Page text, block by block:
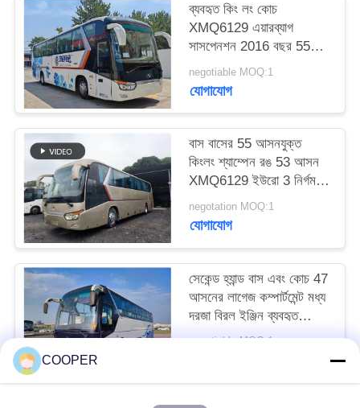
গোপনীয়তা
নীতি
ব্যবহৃত কিং লং কোচ
XMQ6129 এয়ারব্যাগ
সাসপেনশন 2016 বছর 55
আসন 2 যাত্রীর দরজা
LHD/RHD লাগেজ
negotiable MOQ:1
যোগাযোগ
বাস বাসের 55 আসনযুক্ত
কিংলং শ্যাম্পেন রঙ 53 আসন
XMQ6129 ইউরো 3 নির্গমন
এলএইচডি&আরএইচডি
negotation MOQ:1
যোগাযোগ
সেকেন্ড হ্যান্ড বাস এবং কোচ 47
আসনের লাগেজ কম্পার্টমেন্ট মধ্য
দরজা বিরল ইঞ্জিন ব্যবহৃত
গোল্ডেন ড্রাগন বাস XML6113
negotiable MOQ:1
COOPER